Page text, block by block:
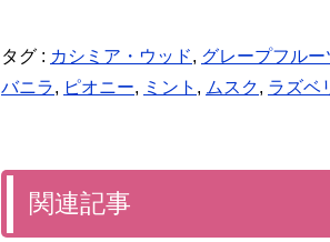
タグ : カシミア・ウッド, グレープフルー
バニラ, ピオニー, ミント , ムスク, ラズベ
関連記事